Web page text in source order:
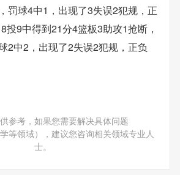
罚球4中1，出现了3失误2犯规，正
投9中得到21分4篮板3助攻1抢断，
2中2，出现了2失误2犯规，正负
参考，如果您需要解决具体问题
等领域），建议您咨询相关领域专业人
士。